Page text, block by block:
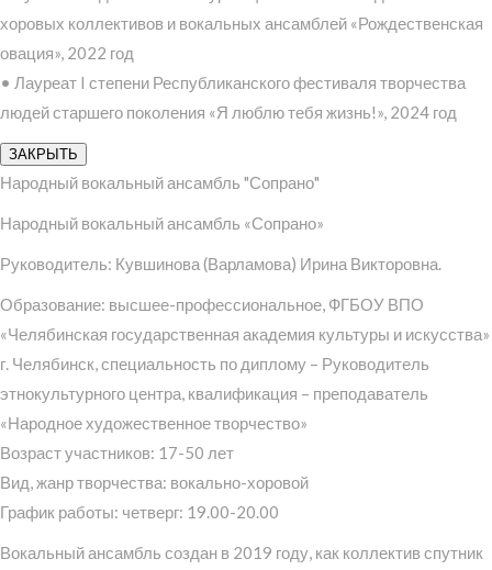
хоровых коллективов и вокальных ансамблей «Рождественская
овация», 2022 год
• Лауреат I степени Республиканского фестиваля творчества
людей старшего поколения «Я люблю тебя жизнь!», 2024 год
ЗАКРЫТЬ
Народный вокальный ансамбль "Сопрано"
Народный вокальный ансамбль «Сопрано»
Руководитель: Кувшинова (Варламова) Ирина Викторовна.
Образование: высшее-профессиональное, ФГБОУ ВПО
«Челябинская государственная академия культуры и искусства»
г. Челябинск, специальность по диплому – Руководитель
этнокультурного центра, квалификация – преподаватель
«Народное художественное творчество»
Возраст участников: 17-50 лет
Вид, жанр творчества: вокально-хоровой
График работы: четверг: 19.00-20.00
Вокальный ансамбль создан в 2019 году, как коллектив спутник